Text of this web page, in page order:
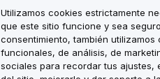
Resumen de la política de
custodia y administración
Información sobre ESG
Utilizamos cookies estrictamente
que este sitio funcione y sea
consentimiento, también utilizamos
funcionales, de análisis, de
sociales para recordar tus ajustes,